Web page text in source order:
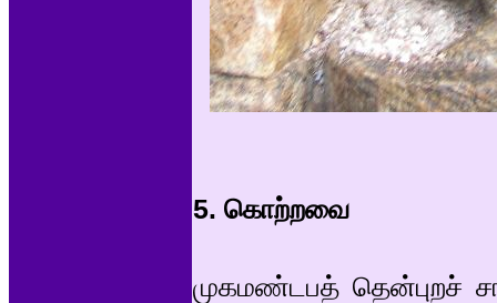
5. கொற்றவை
முகமண்டபத் தென்புறச்